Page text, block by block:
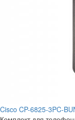
Cisco CP-6825-3PC-